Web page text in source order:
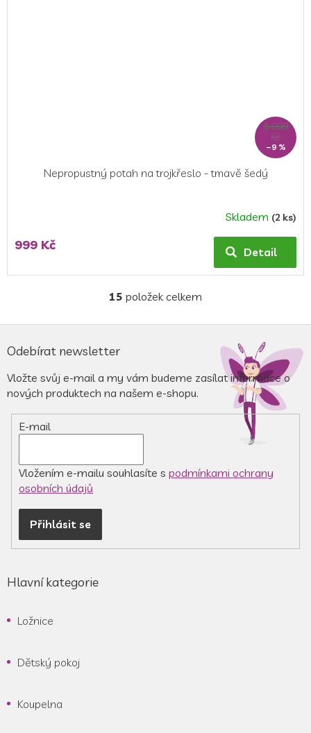
1 099
Kč
–9 %
Nepropustný potah na trojkřeslo - tmavě šedý
Skladem (2 ks)
999 Kč Detail
O
l
c
í
v
15 položek celkem
á
a
Odebírat newsletter
Vložte svůj e-mail a my vám budeme zasílat informace o
nových produktech na našem e-shopu.
E-mail
Vložením e-mailu souhlasíte s podmínkami ochrany
osobních údajů
Přihlásit se
Hlavní kategorie
Ložnice
Dětský pokoj
Koupelna